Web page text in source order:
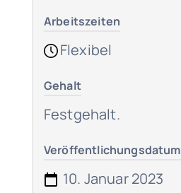
Arbeitszeiten
Flexibel
Gehalt
Festgehalt.
Veröffentlichungsdatum
10. Januar 2023